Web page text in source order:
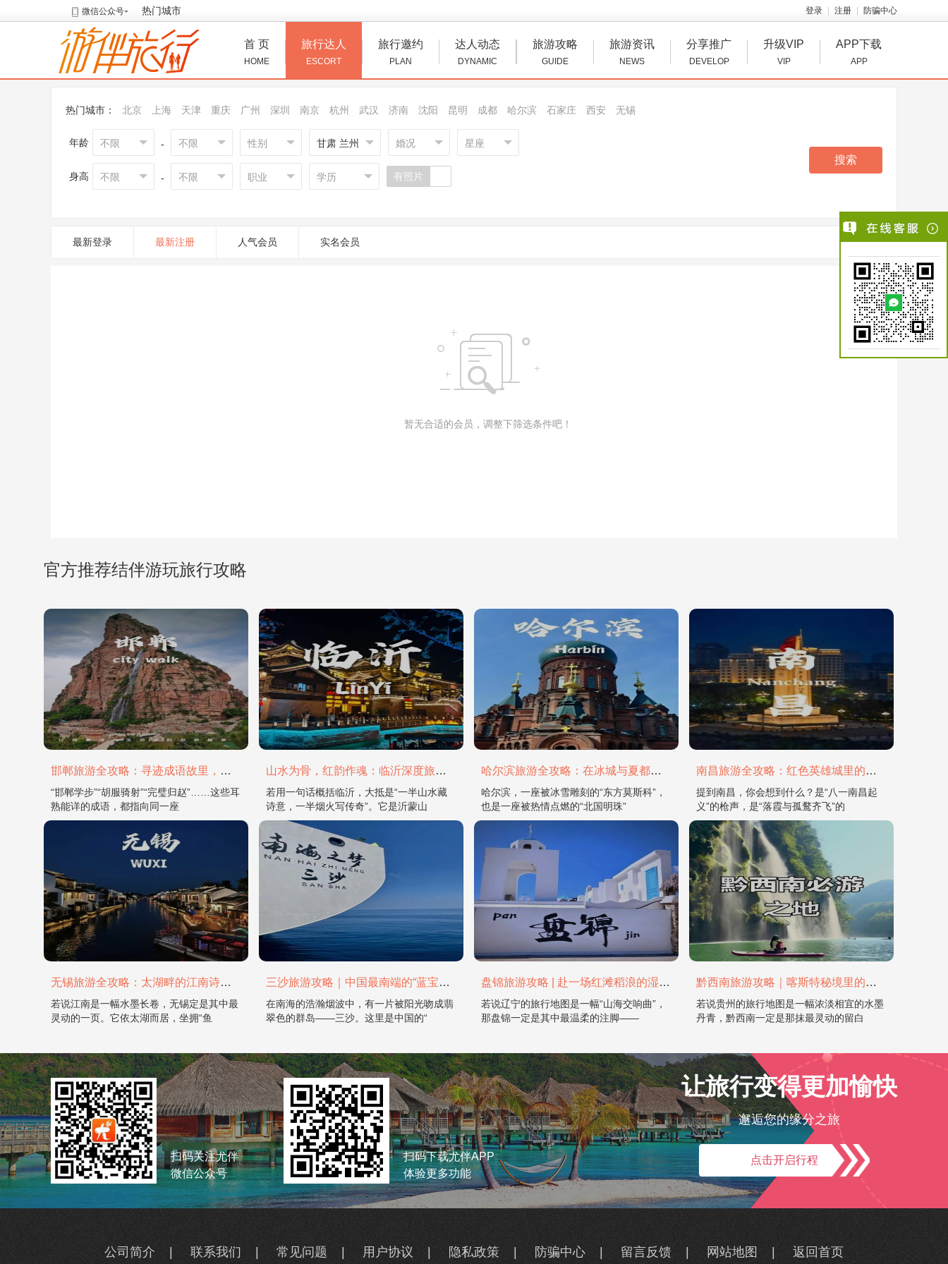
微信公众号 热门城市 登录 注册 防骗中心
首 页
HOME
旅行达人
ESCORT
旅行邀约
PLAN
达人动态
DYNAMIC
旅游攻略
GUIDE
旅游资讯
NEWS
分享推广
DEVELOP
升级VIP
VIP
APP下载
APP
热门城市： 北京 上海 天津 重庆 广州 深圳 南京 杭州 武汉 济南 沈阳 昆明 成都 哈尔滨 石家庄 西安 无锡
年龄 不限 - 不限 性别 甘肃 兰州 婚况 星座
身高 不限 - 不限 职业 学历 有照片
搜索
最新登录 最新注册 人气会员 实名会员
暂无合适的会员，调整下筛选条件吧！
官方推荐结伴游玩旅行攻略
邯郸旅游全攻略：寻迹成语故里，邂逅太行古韵
“邯郸学步”“胡服骑射”“完璧归赵”……这些耳
熟能详的成语，都指向同一座
山水为骨，红韵作魂：临沂深度旅游攻略
若用一句话概括临沂，大抵是“一半山水藏
诗意，一半烟火写传奇”。它是沂蒙山
哈尔滨旅游全攻略：在冰城与夏都，邂逅欧陆童话与中国浪漫
哈尔滨，一座被冰雪雕刻的“东方莫斯科”，
也是一座被热情点燃的“北国明珠”
南昌旅游全攻略：红色英雄城里的烟火与山水
提到南昌，你会想到什么？是“八一南昌起
义”的枪声，是“落霞与孤鹜齐飞”的
无锡旅游全攻略：太湖畔的江南诗画，藏着最温柔的吴地风雅
若说江南是一幅水墨长卷，无锡定是其中最
灵动的一页。它依太湖而居，坐拥“鱼
三沙旅游攻略｜中国最南端的“蓝宝石之境”
在南海的浩瀚烟波中，有一片被阳光吻成翡
翠色的群岛——三沙。这里是中国的“
盘锦旅游攻略 | 赴一场红滩稻浪的湿地之约
若说辽宁的旅行地图是一幅“山海交响曲”，
那盘锦一定是其中最温柔的注脚——
黔西南旅游攻略｜喀斯特秘境里的山水诗画：万峰林、马岭河与烟火民族的风情长卷
若说贵州的旅行地图是一幅浓淡相宜的水墨
丹青，黔西南一定是那抹最灵动的留白
扫码关注尤伴
微信公众号
扫码下载尤伴APP
体验更多功能
让旅行变得更加愉快
邂逅您的缘分之旅
点击开启行程
公司简介 联系我们 常见问题 用户协议 隐私政策 防骗中心 留言反馈 网站地图 返回首页